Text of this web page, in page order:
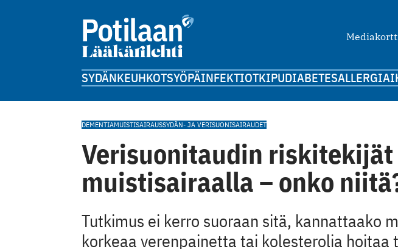
SYDÄNKEUHKOTSYÖPÄINFEKTIOTKIPUDIABETESALLERGIA
DEMENTIAMUISTISAIRAUSSYDÄN- JA VERISUONISAIRAUDET
Verisuonitaudin riskitekijät
muistisairaalla – onko
Tutkimus ei kerro suoraan sitä, kannattaako
korkeaa verenpainetta tai kolesterolia hoitaa